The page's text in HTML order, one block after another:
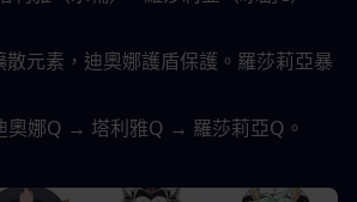
元素，迪奧娜護盾保護。羅莎莉亞暴
娜Q → 塔利雅Q → 羅莎莉亞Q。